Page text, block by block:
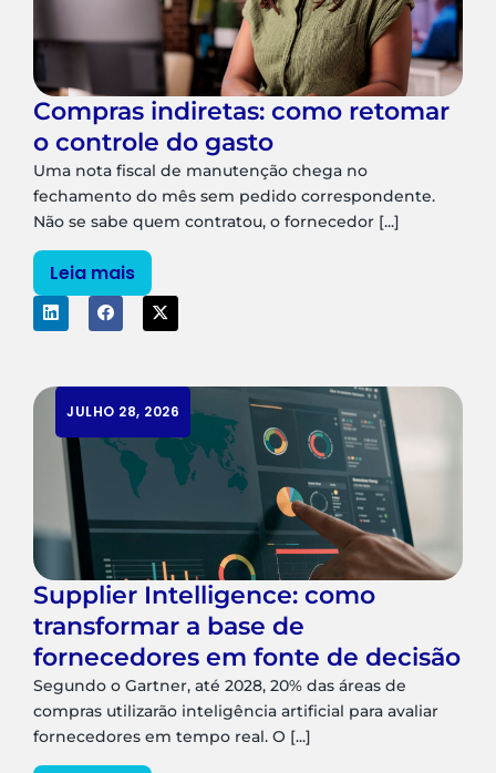
Compras indiretas: como retomar
o controle do gasto
Uma nota fiscal de manutenção chega no
fechamento do mês sem pedido correspondente.
Não se sabe quem contratou, o fornecedor [...]
Leia mais
JULHO 28, 2026
Supplier Intelligence: como
transformar a base de
fornecedores em fonte de decisão
Segundo o Gartner, até 2028, 20% das áreas de
compras utilizarão inteligência artificial para avaliar
fornecedores em tempo real. O [...]